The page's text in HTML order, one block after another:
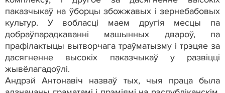
паказчыкаў на ўборцы збожжавых і зернебабовых
культур. У вобласці маем другія месцы па
добраўпарадкаванні машынных двароў, па
прафілактыцы вытворчага траўматызму і трэцяе за
дасягненне высокіх паказчыкаў у развіцці
жывёлагадоўлі.
Андрэй Антонавіч назваў тых, чыя праца была